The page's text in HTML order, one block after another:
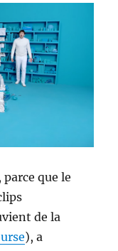
que le
de la
), a